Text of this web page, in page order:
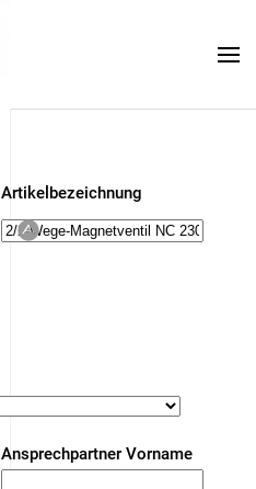
Artikelbezeichnung
Ansprechpartner Vorname